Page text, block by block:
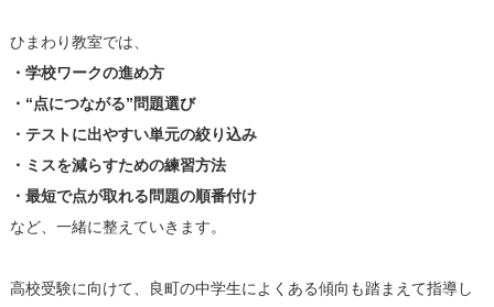
ひまわり教室では、
・学校ワークの進め方
・“点につながる”問題選び
・テストに出やすい単元の絞り込み
・ミスを減らすための練習方法
・最短で点が取れる問題の順番付け
など、一緒に整えていきます。
高校受験に向けて、良町の中学生によくある傾向も踏まえて指導し